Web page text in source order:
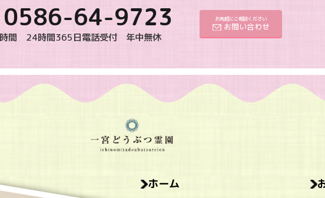
0586-64-9723
間 24時間365日電話受付 年中無休
お気軽にご相談ください
お問い合わせ
ホーム